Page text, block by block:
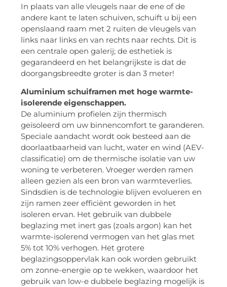
In plaats van alle vleugels naar de ene of de
andere kant te laten schuiven, schuift u bij een
openslaand raam met 2 ruiten de vleugels van
links naar links en van rechts naar rechts. Dit is
een centrale open galerij; de esthetiek is
gegarandeerd en het belangrijkste is dat de
doorgangsbreedte groter is dan 3 meter!
Aluminium schuiframen met hoge warmte-
isolerende eigenschappen.
De aluminium profielen zijn thermisch
geïsoleerd om uw binnencomfort te garanderen.
Speciale aandacht wordt ook besteed aan de
doorlaatbaarheid van lucht, water en wind (AEV-
classificatie) om de thermische isolatie van uw
woning te verbeteren. Vroeger werden ramen
alleen gezien als een bron van warmteverlies.
Sindsdien is de technologie blijven evolueren en
zijn ramen zeer efficiënt geworden in het
isoleren ervan. Het gebruik van dubbele
beglazing met inert gas (zoals argon) kan het
warmte-isolerend vermogen van het glas met
5% tot 10% verhogen. Het grotere
beglazingsoppervlak kan ook worden gebruikt
om zonne-energie op te wekken, waardoor het
gebruik van low-e dubbele beglazing mogelijk is